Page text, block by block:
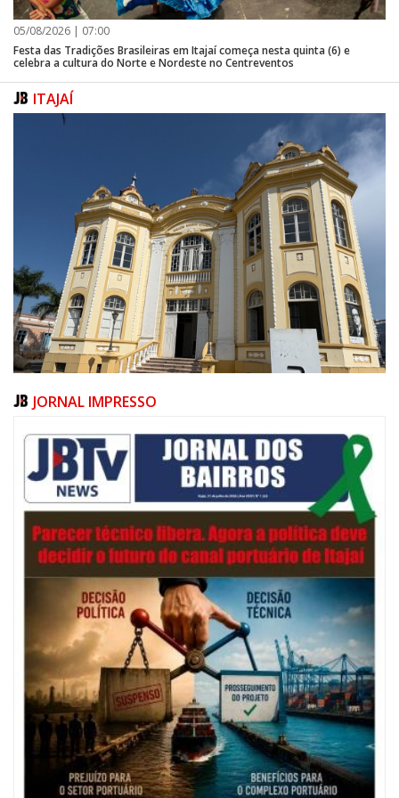
05/08/2026 | 07:00
Festa das Tradições Brasileiras em Itajaí começa nesta quinta (6) e
celebra a cultura do Norte e Nordeste no Centreventos
ITAJAÍ
05/08/2026 | 07:00
Salão Nobre Rui Barbosa do Palácio Marcos Konder abrigará gabinete
protocolar do Município
ITAJAÍ
JORNAL IMPRESSO